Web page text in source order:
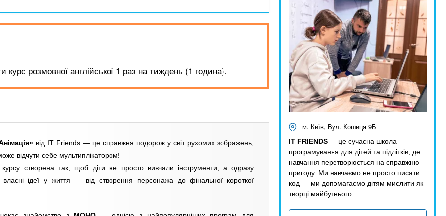
розмовної англійської 1 раз на тиждень (1 година).
від IT Friends — це справжня подорож у світ рухомих зображень,
відчути себе мультиплікатором!
створена так, щоб діти не просто вивчали інструменти, а одразу
власні ідеї у життя — від створення персонажа до фінальної короткої
м. Київ, Вул. Кошиця 9Б
IT FRIENDS — це сучасна школа
програмування для дітей та підлітків, де
навчання перетворюється на справжню
пригоду. Ми навчаємо не просто писати
код — ми допомагаємо дітям мислити як
творці майбутнього.